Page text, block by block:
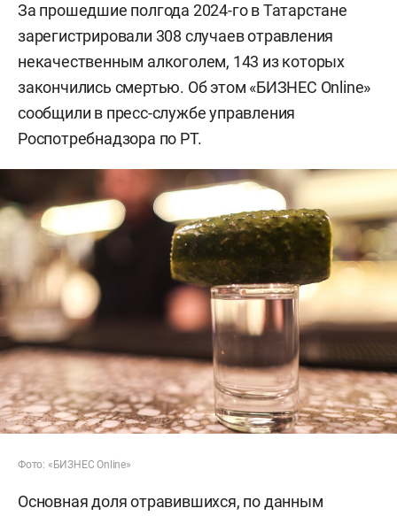
За прошедшие полгода 2024-го в Татарстане
зарегистрировали 308 случаев отравления
некачественным алкоголем, 143 из которых
закончились смертью. Об этом «БИЗНЕС Online»
сообщили в пресс-службе управления
Роспотребнадзора по РТ.
Фото: «БИЗНЕС Online»
Основная доля отравившихся, по данным